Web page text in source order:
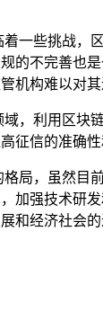
一些挑战，
不完善也
构难以对
，利用区
信的准确
局，虽然目
加强技术研
和经济社会的